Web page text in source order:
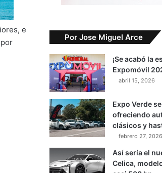
e
Por Jose Miguel Arce
¡Se acabó la
Expomóvil
abril 15, 2026
Expo Verde
ofreciendo
clásicos y
febrero 27, 2026
Así sería el
Celica,